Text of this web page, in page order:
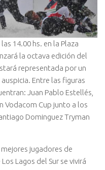
14.00 hs. en la Plaza
la octava edición del
representada por un
Entre las figuras
Juan Pablo Estellés,
Vodacom Cup junto a los
Dominguez Tryman
jugadores de
Lagos del Sur se vivirá